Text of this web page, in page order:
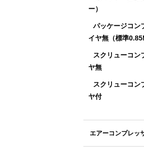
ー）
パッケージコ
イヤ無（標準
スクリューコン
ヤ無
スクリューコン
ヤ付
エアーコンプレッ